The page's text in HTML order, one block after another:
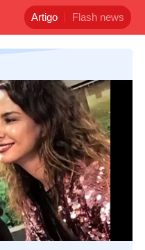
Artigo Flash news